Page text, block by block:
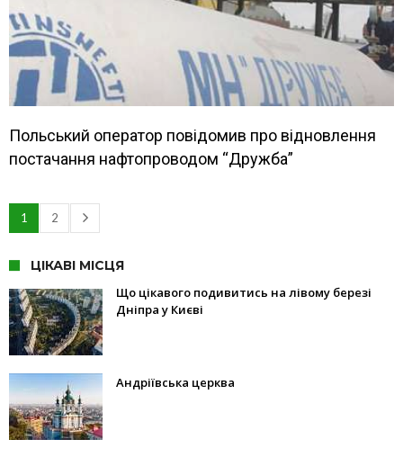
Польський оператор повідомив про відновлення
постачання нафтопроводом “Дружба”
1 2
ЦІКАВІ МІСЦЯ
Що цікавого подивитись на лівому березі
Дніпра у Києві
Андріївська церква